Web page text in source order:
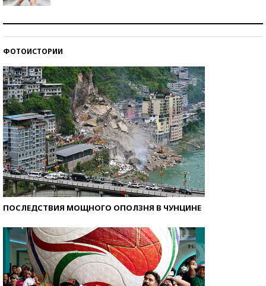
ФОТОИСТОРИИ
ПОСЛЕДСТВИЯ МОЩНОГО ОПОЛЗНЯ В ЧУНЦИНЕ